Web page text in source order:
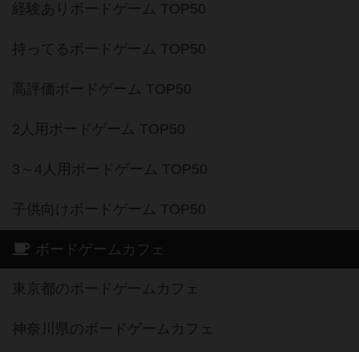
経験ありボードゲーム TOP50
持ってるボードゲーム TOP50
高評価ボードゲーム TOP50
2人用ボードゲーム TOP50
3～4人用ボードゲーム TOP50
子供向けボードゲーム TOP50
ボードゲームカフェ
東京都のボードゲームカフェ
神奈川県のボードゲームカフェ